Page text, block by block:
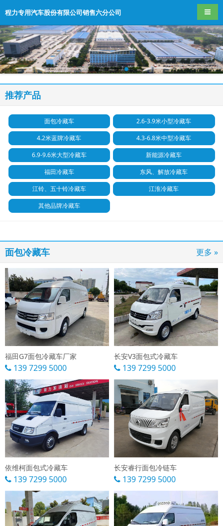
程力专用汽车股份有限公司销售六分公司 导航
推荐产品
面包冷藏车
2.6-3.9米小型冷藏车
4.2米蓝牌冷藏车
4.3-6.8米中型冷藏车
6.9-9.6米大型冷藏车
新能源冷藏车
福田冷藏车
东风、解放冷藏车
江铃、五十铃冷藏车
江淮冷藏车
其他品牌冷藏车
面包冷藏车 更多 »
福田G7面包冷藏车厂家
139 7299 5000
长安V3面包式冷藏车
139 7299 5000
依维柯面包式冷藏车
139 7299 5000
长安睿行面包冷链车
139 7299 5000